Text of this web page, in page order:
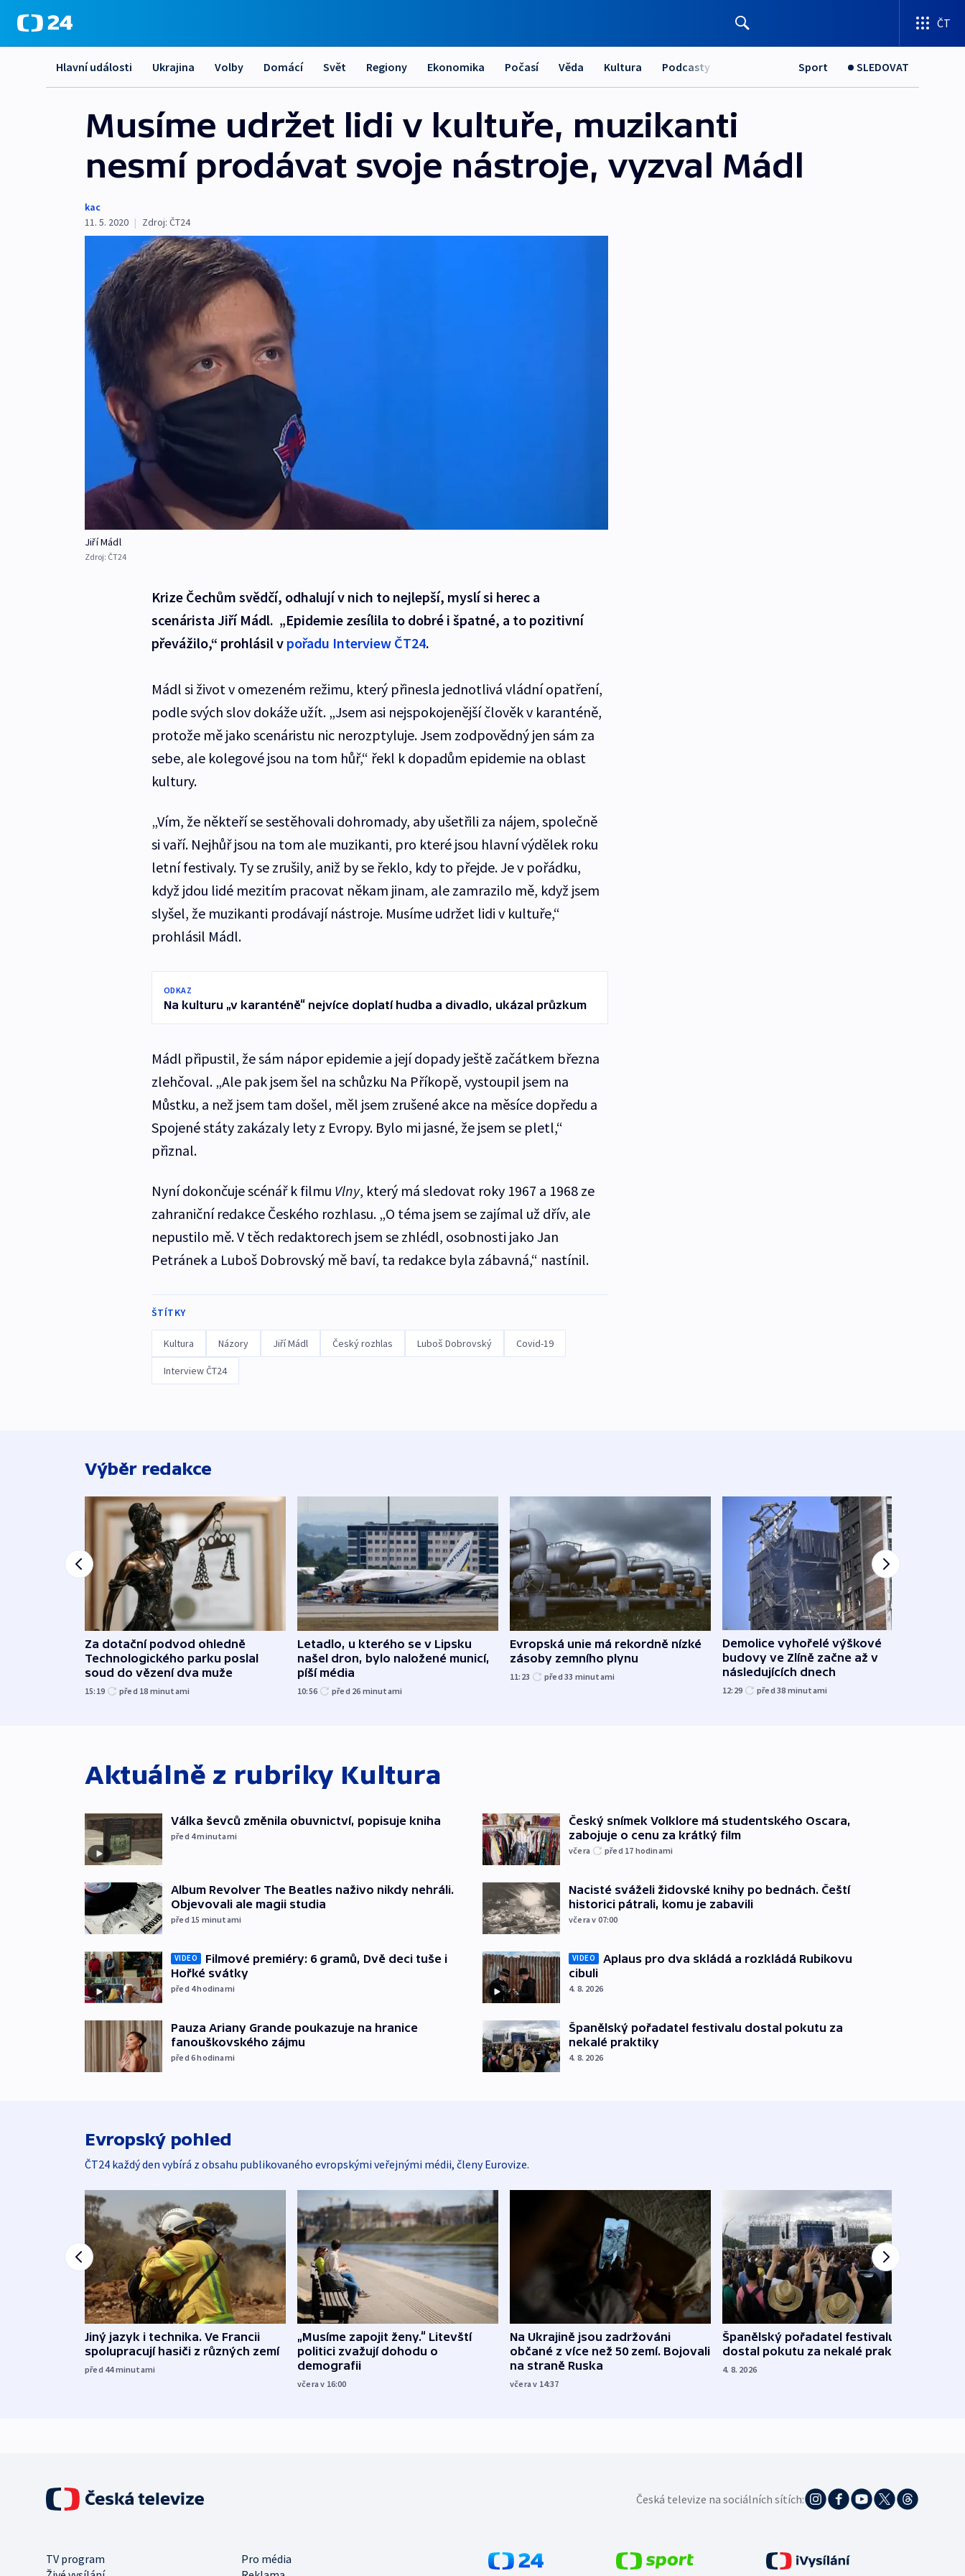
ČT
Hlavní události Ukrajina Volby Domácí Svět Regiony Ekonomika Počasí Věda Kultura Podcasty Sport SLEDOVAT
Musíme udržet lidi v kultuře, muzikanti
nesmí prodávat svoje nástroje, vyzval Mádl
kac
11. 5. 2020 | Zdroj: ČT24
Jiří Mádl
Zdroj: ČT24
Krize Čechům svědčí, odhalují v nich to nejlepší, myslí si herec a
scenárista Jiří Mádl. „Epidemie zesílila to dobré i špatné, a to pozitivní
převážilo,“ prohlásil v pořadu Interview ČT24.
Mádl si život v omezeném režimu, který přinesla jednotlivá vládní opatření,
podle svých slov dokáže užít. „Jsem asi nejspokojenější člověk v karanténě,
protože mě jako scenáristu nic nerozptyluje. Jsem zodpovědný jen sám za
sebe, ale kolegové jsou na tom hůř,“ řekl k dopadům epidemie na oblast
kultury.
„Vím, že někteří se sestěhovali dohromady, aby ušetřili za nájem, společně
si vaří. Nejhůř jsou na tom ale muzikanti, pro které jsou hlavní výdělek roku
letní festivaly. Ty se zrušily, aniž by se řeklo, kdy to přejde. Je v pořádku,
když jdou lidé mezitím pracovat někam jinam, ale zamrazilo mě, když jsem
slyšel, že muzikanti prodávají nástroje. Musíme udržet lidi v kultuře,“
prohlásil Mádl.
ODKAZ
Na kulturu „v karanténě“ nejvíce doplatí hudba a divadlo, ukázal průzkum
Mádl připustil, že sám nápor epidemie a její dopady ještě začátkem března
zlehčoval. „Ale pak jsem šel na schůzku Na Příkopě, vystoupil jsem na
Můstku, a než jsem tam došel, měl jsem zrušené akce na měsíce dopředu a
Spojené státy zakázaly lety z Evropy. Bylo mi jasné, že jsem se pletl,“
přiznal.
Nyní dokončuje scénář k filmu Vlny, který má sledovat roky 1967 a 1968 ze
zahraniční redakce Českého rozhlasu. „O téma jsem se zajímal už dřív, ale
nepustilo mě. V těch redaktorech jsem se zhlédl, osobnosti jako Jan
Petránek a Luboš Dobrovský mě baví, ta redakce byla zábavná,“ nastínil.
ŠTÍTKY
Kultura Názory Jiří Mádl Český rozhlas Luboš Dobrovský Covid-19
Interview ČT24
Výběr redakce
Za dotační podvod ohledně
Technologického parku poslal
soud do vězení dva muže
15:19 před 18 minutami
Letadlo, u kterého se v Lipsku
našel dron, bylo naložené municí,
píší média
10:56 před 26 minutami
Evropská unie má rekordně nízké
zásoby zemního plynu
11:23 před 33 minutami
Demolice vyhořelé výškové
budovy ve Zlíně začne až v
následujících dnech
12:29 před 38 minutami
Aktuálně z rubriky Kultura
Válka ševců změnila obuvnictví, popisuje kniha
před 4minutami
Album Revolver The Beatles naživo nikdy nehráli.
Objevovali ale magii studia
před 15 minutami
VIDEO
Filmové premiéry: 6 gramů, Dvě deci tuše i
Hořké svátky
před 4hodinami
Pauza Ariany Grande poukazuje na hranice
fanouškovského zájmu
před 6hodinami
Český snímek Volklore má studentského Oscara,
zabojuje o cenu za krátký film
včera před 17 hodinami
Nacisté sváželi židovské knihy po bednách. Čeští
historici pátrali, komu je zabavili
včera v 07:00
VIDEO
Aplaus pro dva skládá a rozkládá Rubikovu
cibuli
4. 8. 2026
Španělský pořadatel festivalu dostal pokutu za
nekalé praktiky
4. 8. 2026
Evropský pohled
ČT24 každý den vybírá z obsahu publikovaného evropskými veřejnými médii, členy Eurovize.
Jiný jazyk i technika. Ve Francii
spolupracují hasiči z různých zemí
před 44minutami
„Musíme zapojit ženy.“ Litevští
politici zvažují dohodu o
demografii
včera v 16:00
Na Ukrajině jsou zadržováni
občané z více než 50 zemí. Bojovali
na straně Ruska
včera v 14:37
Španělský pořadatel festivalu
dostal pokutu za nekalé praktiky
4. 8. 2026
Česká televize na sociálních sítích:
TV program
Pro média